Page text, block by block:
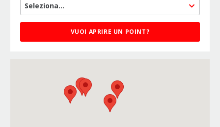
Seleziona...
VUOI APRIRE UN POINT?